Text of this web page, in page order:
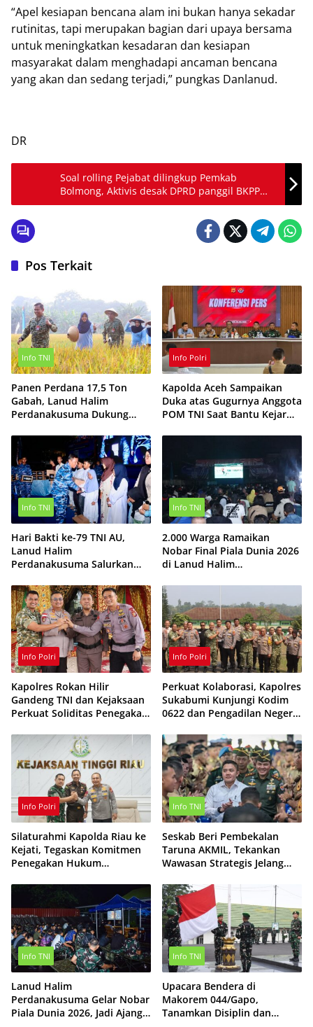
“Apel kesiapan bencana alam ini bukan hanya sekadar
rutinitas, tapi merupakan bagian dari upaya bersama
untuk meningkatkan kesadaran dan kesiapan
masyarakat dalam menghadapi ancaman bencana
yang akan dan sedang terjadi,” pungkas Danlanud.
DR
Soal rolling Pejabat dilingkup Pemkab
Bolmong, Aktivis desak DPRD panggil BKPP
dan Baperjakat
Pos Terkait
Info TNI
Panen Perdana 17,5 Ton
Gabah, Lanud Halim
Perdanakusuma Dukung
Info Polri
Kapolda Aceh Sampaikan
Duka atas Gugurnya Anggota
POM TNI Saat Bantu Kejar
Info TNI
Hari Bakti ke-79 TNI AU,
Lanud Halim
Perdanakusuma Salurkan
Info TNI
2.000 Warga Ramaikan
Nobar Final Piala Dunia 2026
di Lanud Halim
Info Polri
Kapolres Rokan Hilir
Gandeng TNI dan Kejaksaan
Perkuat Soliditas Penegakan
Info Polri
Perkuat Kolaborasi, Kapolres
Sukabumi Kunjungi Kodim
0622 dan Pengadilan Negeri
Info Polri
Silaturahmi Kapolda Riau ke
Kejati, Tegaskan Komitmen
Penegakan Hukum
Berintegritas
Info TNI
Seskab Beri Pembekalan
Taruna AKMIL, Tekankan
Wawasan Strategis Jelang
Info TNI
Lanud Halim
Perdanakusuma Gelar Nobar
Piala Dunia 2026, Jadi Ajang
Info TNI
Upacara Bendera di
Makorem 044/Gapo,
Tanamkan Disiplin dan